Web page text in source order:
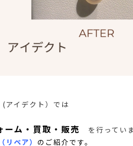
イデクト）では
ーム・買取・販売
を行ってい
リペア） のご紹介です。